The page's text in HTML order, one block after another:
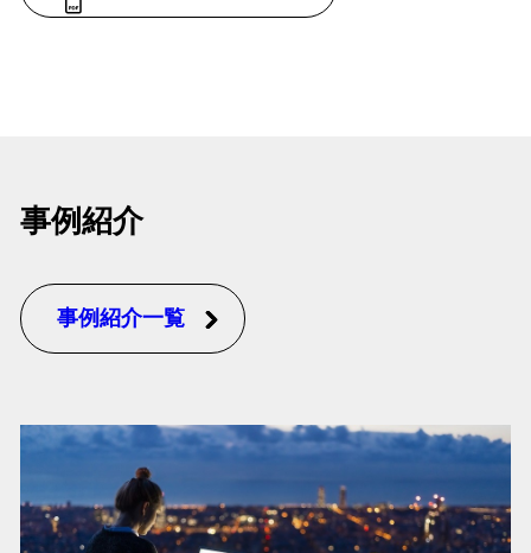
事例紹介
事例紹介一覧